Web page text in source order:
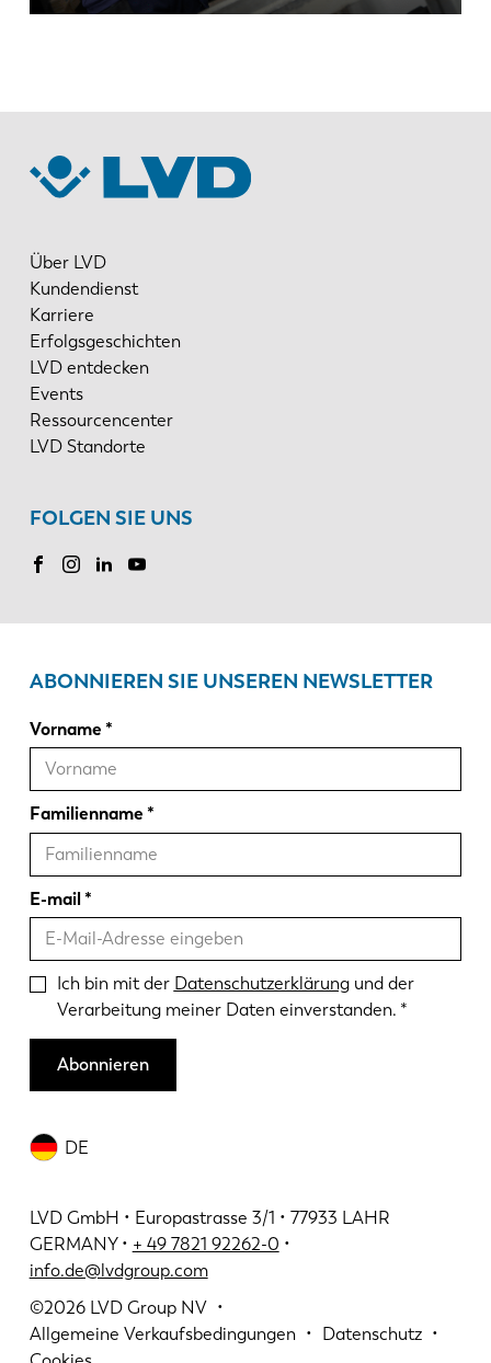
Über LVD
Kundendienst
Karriere
Erfolgsgeschichten
LVD entdecken
Events
Ressourcencenter
LVD Standorte
FOLGEN SIE UNS
DE
LVD GmbH • Europastrasse 3/1 • 77933 LAHR
GERMANY • + 49 7821 92262-0 •
info.de@lvdgroup.com
©2026 LVD Group NV
Allgemeine Verkaufsbedingungen
Datenschutz
ABONNIEREN SIE UNSEREN NEWSLETTER
Vorname
Familienname
E-mail
Ich bin mit der Datenschutzerklärungund der
Verarbeitung meiner Daten einverstanden.
Abonnieren